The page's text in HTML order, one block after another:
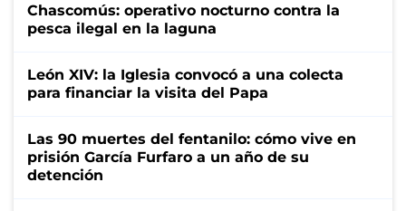
Chascomús: operativo nocturno contra la
pesca ilegal en la laguna
León XIV: la Iglesia convocó a una colecta
para financiar la visita del Papa
Las 90 muertes del fentanilo: cómo vive en
prisión García Furfaro a un año de su
detención